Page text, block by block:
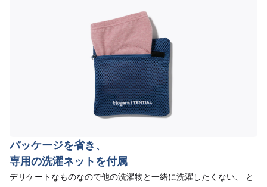
パッケージを省き、
専用の洗濯ネットを付属
デリケートなものなので他の洗濯物と一緒に洗濯したくない、 と